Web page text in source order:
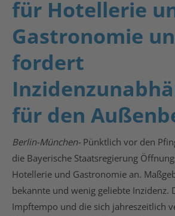
für Hotellerie
Gastronomie
fordert
für den
Berlin-München- Pünktlich vor den
die Bayerische Staatsregierung
Hotellerie und Gastronomie an.
bekannte und wenig geliebte Inzidenz.
Impftempo und die sich jahreszeitlich